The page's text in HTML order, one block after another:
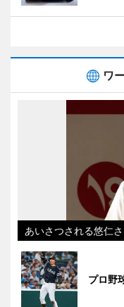
ワ
あいさつされる悠仁さ
プロ野